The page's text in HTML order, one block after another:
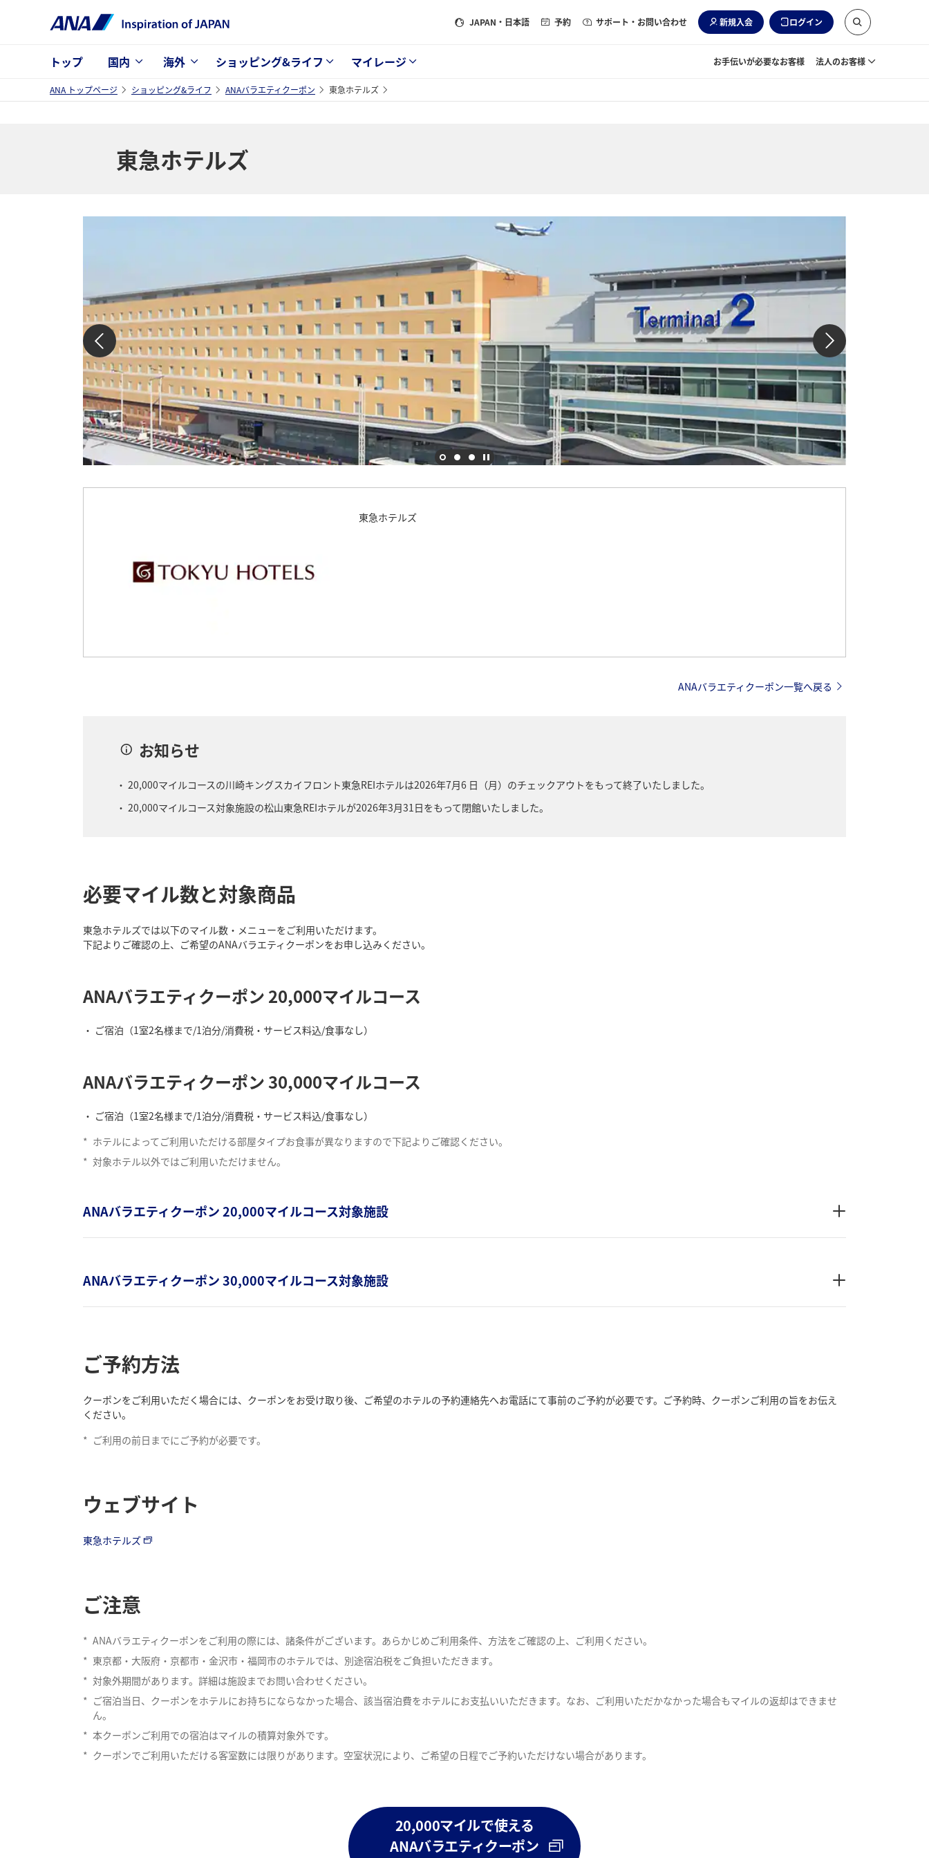
JAPAN ・日本語 予約 サポート・お問い合わせ 新規入会 ログイン
トップ 国内 海外 ショッピング&ライフ マイレージ お手伝いが必要なお客様 法人のお客様
ANA トップページ ショッピング&ライフ ANAバラエティクーポン 東急ホテルズ
東急ホテルズ
東急ホテルズ
ANAバラエティクーポン一覧へ戻る
お知らせ
20,000マイルコースの川崎キングスカイフロント東急REIホテルは2026年7月6 日（月）のチェックアウトをもって終了いたしました。
20,000マイルコース対象施設の松山東急REIホテルが2026年3月31日をもって閉館いたしました。
必要マイル数と対象商品
東急ホテルズでは以下のマイル数・メニューをご利用いただけます。
下記よりご確認の上、ご希望のANAバラエティクーポンをお申し込みください。
ANAバラエティクーポン 20,000マイルコース
ご宿泊（1室2名様まで/1泊分/消費税・サービス料込/食事なし）
ANAバラエティクーポン 30,000マイルコース
ご宿泊（1室2名様まで/1泊分/消費税・サービス料込/食事なし）
* ホテルによってご利用いただける部屋タイプお食事が異なりますので下記よりご確認ください。
* 対象ホテル以外ではご利用いただけません。
ANAバラエティクーポン 20,000マイルコース対象施設
ANAバラエティクーポン 30,000マイルコース対象施設
ご予約方法
クーポンをご利用いただく場合には、クーポンをお受け取り後、ご希望のホテルの予約連絡先へお電話にて事前のご予約が必要です。ご予約時、クーポンご利用の旨をお伝え
ください。
* ご利用の前日までにご予約が必要です。
ウェブサイト
東急ホテルズ
ご注意
* ANAバラエティクーポンをご利用の際には、諸条件がございます。あらかじめご利用条件、方法をご確認の上、ご利用ください。
* 東京都・大阪府・京都市・金沢市・福岡市のホテルでは、別途宿泊税をご負担いただきます。
* 対象外期間があります。詳細は施設までお問い合わせください。
* ご宿泊当日、クーポンをホテルにお持ちにならなかった場合、該当宿泊費をホテルにお支払いいただきます。なお、ご利用いただかなかった場合もマイルの返却はできませ
ん。
* 本クーポンご利用での宿泊はマイルの積算対象外です。
* クーポンでご利用いただける客室数には限りがあります。空室状況により、ご希望の日程でご予約いただけない場合があります。
20,000マイルで使える
ANAバラエティクーポン